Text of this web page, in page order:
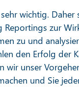
wichtig. Daher
Reportings zur
zu und
den Erfolg der
wir unser
und Sie